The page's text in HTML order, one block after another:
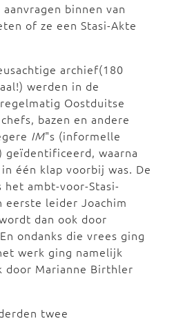
binnen van
of ze een Stasi-Akte
archief(180
werden in de
Oostduitse
bazen en andere
IM"s (informelle
geïdentificeerd, waarna
één klap voorbij was. De
het ambt-voor-Stasi-
eerste leider Joachim
dan ook door
ondanks die vrees ging
werk ging namelijk
door Marianne Birthler
twee